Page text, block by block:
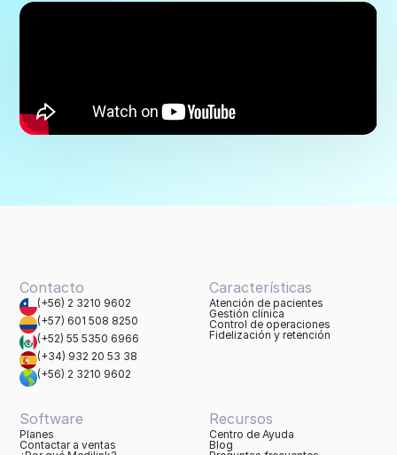
Contacto
(+56) 2 3210 9602
(+57) 601 508 8250
(+52) 55 5350 6966
(+34) 932 20 53 38
(+56) 2 3210 9602
Características
Atención de pacientes
Gestión clínica
Control de operaciones
Fidelización y retención
Software
Planes
Contactar a ventas
Recursos
Centro de Ayuda
Blog